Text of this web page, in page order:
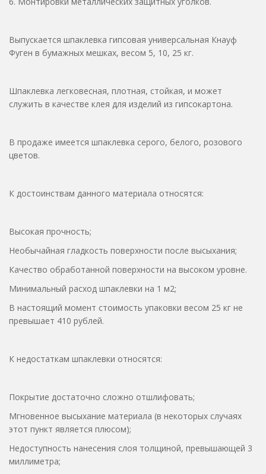
Выпускается шпаклевка гипсовая универсальная Кнауф
Фуген в бумажных мешках, весом 5, 10, 25 кг.
Шпаклевка легковесная, плотная, стойкая, и может
служить в качестве клея для изделий из гипсокартона.
В продаже имеется шпаклевка серого, белого, розового
цветов.
К достоинствам данного материала относятся:
Высокая прочность;
Необычайная гладкость поверхности после высыхания;
Качество обработанной поверхности на высоком уровне.
Минимальный расход шпаклевки на 1 м2;
В настоящий момент стоимость упаковки весом 25 кг не
превышает 410 рублей.
К недостаткам шпаклевки относятся:
Покрытие достаточно сложно отшлифовать;
Мгновенное высыхание материала (в некоторых случаях
этот пункт является плюсом);
Недоступность нанесения слоя толщиной, превышающей 3
миллиметра;